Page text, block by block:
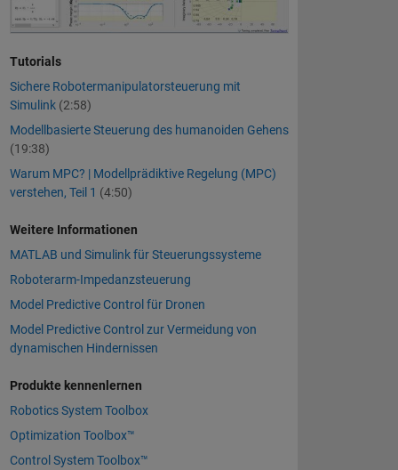
Tutorials
Sichere Robotermanipulatorsteuerung mit
Simulink (2:58)
Modellbasierte Steuerung des humanoiden Gehens
(19:38)
Warum MPC? | Modellprädiktive Regelung (MPC)
verstehen, Teil 1 (4:50)
Weitere Informationen
MATLAB und Simulink für Steuerungssysteme
Roboterarm-Impedanzsteuerung
Model Predictive Control für Dronen
Model Predictive Control zur Vermeidung von
dynamischen Hindernissen
Produkte kennenlernen
Robotics System Toolbox
Optimization Toolbox™
Control System Toolbox™